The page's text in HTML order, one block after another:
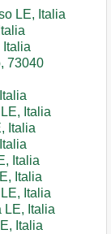
LE, Italia
Italia
73040
Italia
Italia
Italia
Italia
Italia
LE, Italia
Italia